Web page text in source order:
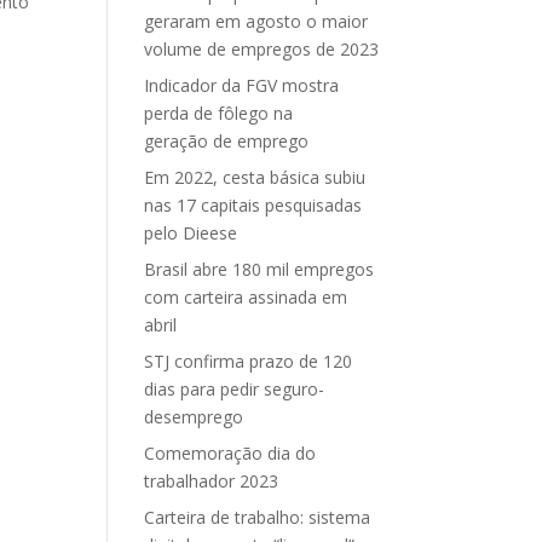
geraram em agosto o maior
volume de empregos de 2023
Indicador da FGV mostra
perda de fôlego na
geração de emprego
Em 2022, cesta básica subiu
nas 17 capitais pesquisadas
pelo Dieese
Brasil abre 180 mil empregos
com carteira assinada em
abril
STJ confirma prazo de 120
dias para pedir seguro-
desemprego
Comemoração dia do
trabalhador 2023
Carteira de trabalho: sistema